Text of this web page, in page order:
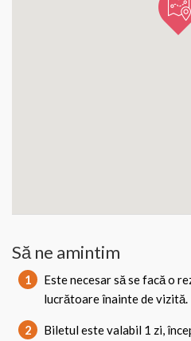
Să ne amintim
1
Este necesar să se facă o
lucrătoare înainte de vizită.
2
Biletul este valabil 1 zi,